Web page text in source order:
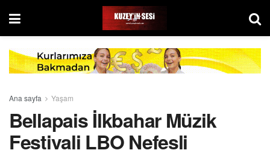
Ana sayfa Yaşam
Bellapais İlkbahar Müzik
Festivali LBO Nefesli